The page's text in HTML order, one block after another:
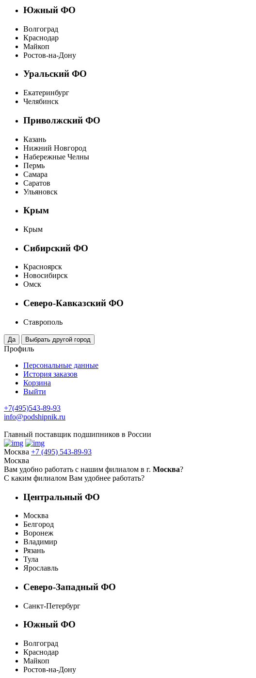
Южный ФО
Волгоград
Краснодар
Майкоп
Ростов-на-Дону
Уральский ФО
Екатеринбург
Челябинск
Приволжский ФО
Казань
Нижний Новгород
Набережные Челны
Пермь
Самара
Саратов
Ульяновск
Крым
Крым
Сибирский ФО
Красноярск
Новосибирск
Омск
Северо-Кавказский ФО
Ставрополь
Профиль
Персональные данные
История заказов
Корзина
Выйти
+7(495)543-89-93
info@podshipnik.ru
Главный поставщик подшипников в России
Москва +7 (495) 543-89-93
Москва
Вам удобно работать с нашим филиалом в г. Москва?
С каким филиалом Вам удобнее работать?
Центральный ФО
Москва
Белгород
Воронеж
Владимир
Рязань
Тула
Ярославль
Северо-Западный ФО
Санкт-Петербург
Южный ФО
Волгоград
Краснодар
Майкоп
Ростов-на-Дону